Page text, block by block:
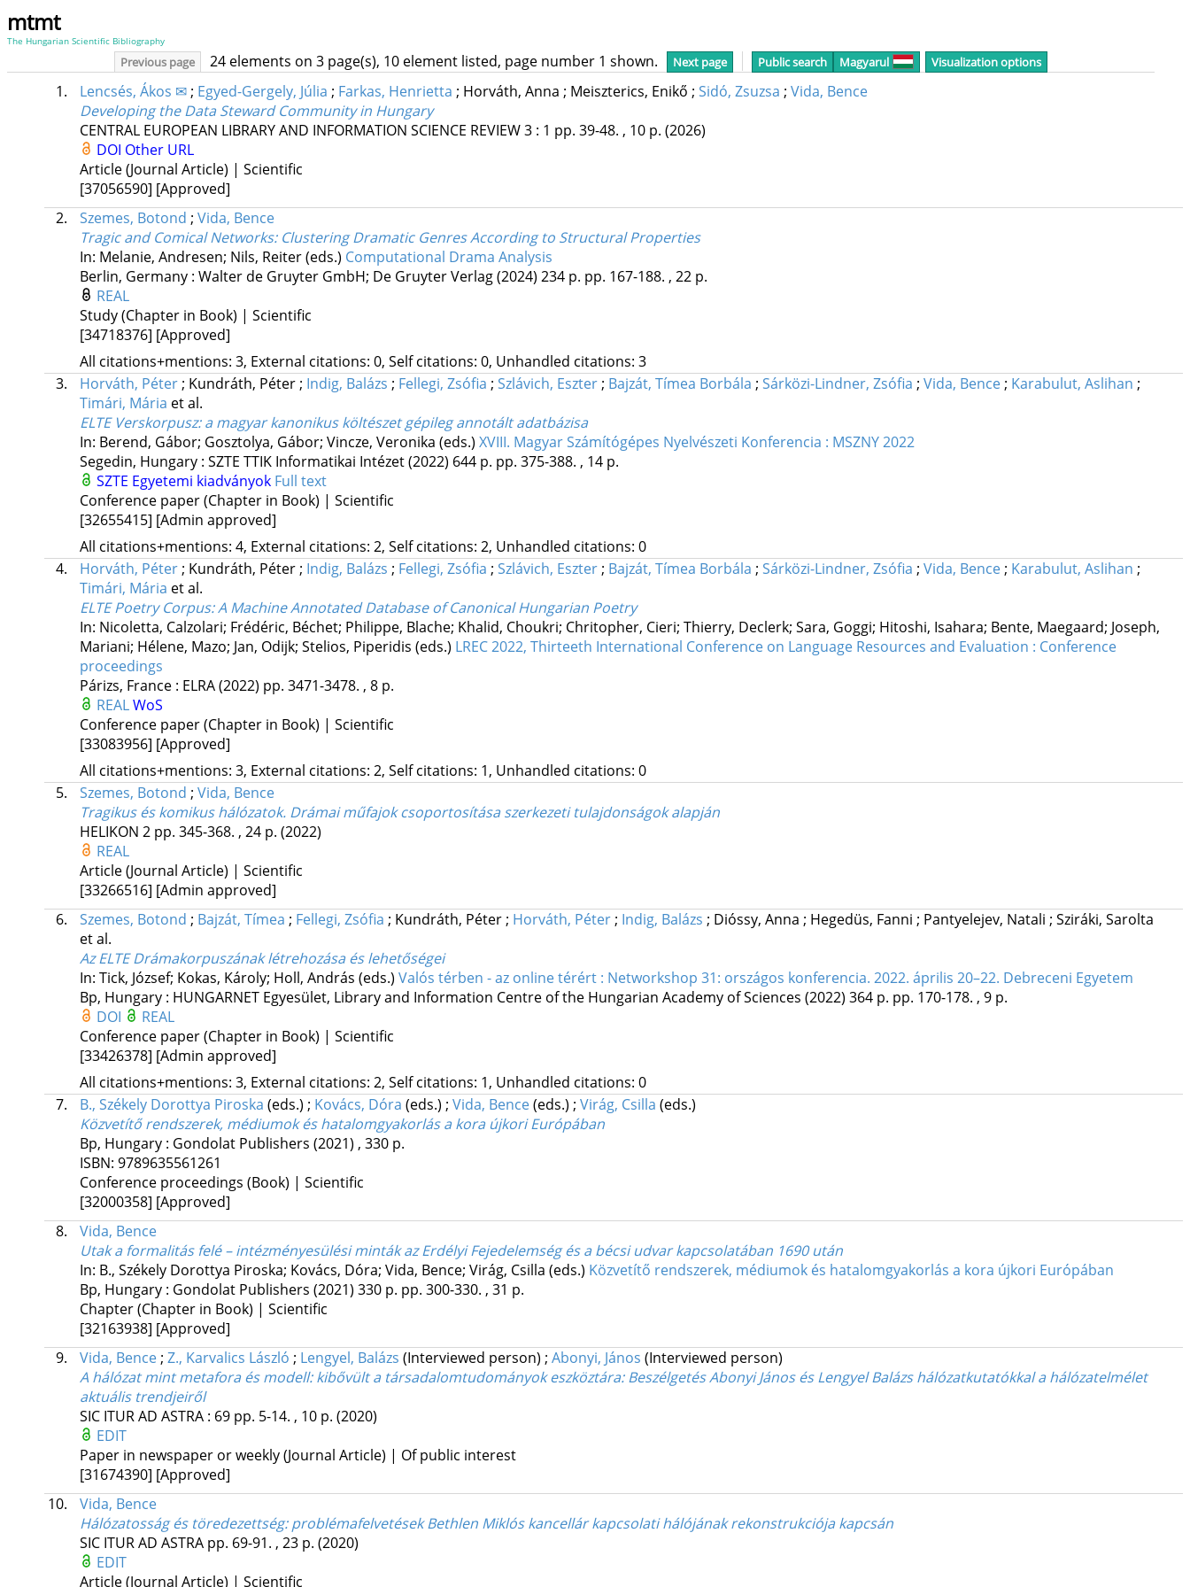
mtmt
The Hungarian Scientific Bibliography
Previous page 24 elements on 3 page(s), 10 element listed, page number 1 shown. Next page Public search Magyarul Visualization options
1. Lencsés, Ákos ✉; Egyed-Gergely, Júlia ; Farkas, Henrietta ; Horváth, Anna ; Meiszterics, Enikő ; Sidó, Zsuzsa ; Vida, Bence
Developing the Data Steward Community in Hungary
CENTRAL EUROPEAN LIBRARY AND INFORMATION SCIENCE REVIEW3: 1 pp. 39-48. , 10 p. (2026)
DOI Other URL
Article (Journal Article) | Scientific
[37056590] [Approved]
2.
Szemes, Botond ; Vida, Bence
Tragic and Comical Networks: Clustering Dramatic Genres According to Structural Properties
In: Melanie, Andresen; Nils, Reiter (eds.) Computational Drama Analysis
Berlin, Germany : Walter de Gruyter GmbH; De Gruyter Verlag(2024) 234 p. pp. 167-188. , 22 p.
REAL
Study (Chapter in Book) | Scientific
[34718376] [Approved]
All citations+mentions: 3, External citations: 0, Self citations: 0, Unhandled citations: 3
3.
Horváth, Péter; Kundráth, Péter; Indig, Balázs ; Fellegi, Zsófia ; Szlávich, Eszter; Bajzát, Tímea Borbála ; Sárközi-Lindner, Zsófia ; Vida, Bence; Karabulut, Aslihan ;
Timári, Mária et al.
ELTE Verskorpusz: a magyar kanonikus költészet gépileg annotált adatbázisa
In: Berend, Gábor; Gosztolya, Gábor; Vincze, Veronika (eds.) XVIII. Magyar Számítógépes Nyelvészeti Konferencia : MSZNY 2022
Segedin, Hungary : SZTE TTIK Informatikai Intézet(2022) 644 p. pp. 375-388. , 14 p.
SZTE Egyetemi kiadványok Full text
Conference paper (Chapter in Book) | Scientific
[32655415] [Admin approved]
All citations+mentions: 4, External citations: 2, Self citations: 2, Unhandled citations: 0
4.
Horváth, Péter; Kundráth, Péter; Indig, Balázs ; Fellegi, Zsófia ; Szlávich, Eszter; Bajzát, Tímea Borbála ; Sárközi-Lindner, Zsófia ; Vida, Bence; Karabulut, Aslihan ;
Timári, Mária et al.
ELTE Poetry Corpus: A Machine Annotated Database of Canonical Hungarian Poetry
In: Nicoletta, Calzolari; Frédéric, Béchet; Philippe, Blache; Khalid, Choukri; Chritopher, Cieri; Thierry, Declerk; Sara, Goggi; Hitoshi, Isahara; Bente, Maegaard; Joseph,
Mariani; Hélene, Mazo; Jan, Odijk; Stelios, Piperidis (eds.) LREC 2022, Thirteeth International Conference on Language Resources and Evaluation : Conference
proceedings
Párizs, France : ELRA(2022) pp. 3471-3478. , 8 p.
REALWoS
Conference paper (Chapter in Book) | Scientific
[33083956] [Approved]
All citations+mentions: 3, External citations: 2, Self citations: 1, Unhandled citations: 0
5.
Szemes, Botond ; Vida, Bence
Tragikus és komikus hálózatok. Drámai műfajok csoportosítása szerkezeti tulajdonságok alapján
HELIKON 2 pp. 345-368. , 24 p. (2022)
REAL
Article (Journal Article) | Scientific
[33266516] [Admin approved]
6.
Szemes, Botond ; Bajzát, Tímea ; Fellegi, Zsófia ; Kundráth, Péter; Horváth, Péter; Indig, Balázs ; Dióssy, Anna ; Hegedüs, Fanni ; Pantyelejev, Natali ; Sziráki, Sarolta
et al.
Az ELTE Drámakorpuszának létrehozása és lehetőségei
In: Tick, József; Kokas, Károly; Holl, András (eds.) Valós térben - az online térért : Networkshop 31: országos konferencia. 2022. április 20–22. Debreceni Egyetem
Bp, Hungary : HUNGARNET Egyesület, Library and Information Centre of the Hungarian Academy of Sciences (2022) 364 p. pp. 170-178. , 9 p.
DOI
REAL
Conference paper (Chapter in Book) | Scientific
[33426378] [Admin approved]
All citations+mentions: 3, External citations: 2, Self citations: 1, Unhandled citations: 0
7.
B., Székely Dorottya Piroska (eds.) ; Kovács, Dóra (eds.) ; Vida, Bence(eds.) ; Virág, Csilla (eds.)
Közvetítő rendszerek, médiumok és hatalomgyakorlás a kora újkori Európában
Bp, Hungary : Gondolat Publishers (2021) , 330 p.
ISBN: 9789635561261
Conference proceedings (Book) | Scientific
[32000358] [Approved]
8.
Vida, Bence
Utak a formalitás felé – intézményesülési minták az Erdélyi Fejedelemség és a bécsi udvar kapcsolatában 1690 után
In: B., Székely Dorottya Piroska; Kovács, Dóra; Vida, Bence; Virág, Csilla (eds.) Közvetítő rendszerek, médiumok és hatalomgyakorlás a kora újkori Európában
Bp, Hungary : Gondolat Publishers (2021) 330 p. pp. 300-330. , 31 p.
Chapter (Chapter in Book) | Scientific
[32163938] [Approved]
9.
Vida, Bence; Z., Karvalics László ; Lengyel, Balázs (Interviewed person) ; Abonyi, János (Interviewed person)
A hálózat mint metafora és modell: kibővült a társadalomtudományok eszköztára: Beszélgetés Abonyi János és Lengyel Balázs hálózatkutatókkal a hálózatelmélet
aktuális trendjeiről
SIC ITUR AD ASTRA : 69 pp. 5-14. , 10 p. (2020)
EDIT
Paper in newspaper or weekly (Journal Article) | Of public interest
[31674390] [Approved]
10.
Vida, Bence
Hálózatosság és töredezettség: problémafelvetések Bethlen Miklós kancellár kapcsolati hálójának rekonstrukciója kapcsán
SIC ITUR AD ASTRA pp. 69-91. , 23 p. (2020)
EDIT
Article (Journal Article) | Scientific